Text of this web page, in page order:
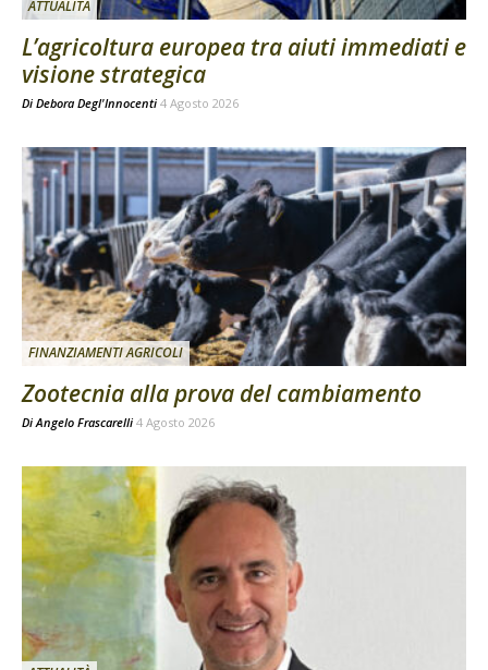
ATTUALITÀ
L’agricoltura europea tra aiuti immediati e
visione strategica
Di Debora Degl'Innocenti 4 Agosto 2026
FINANZIAMENTI AGRICOLI
Zootecnia alla prova del cambiamento
DiAngelo Frascarelli 4 Agosto 2026